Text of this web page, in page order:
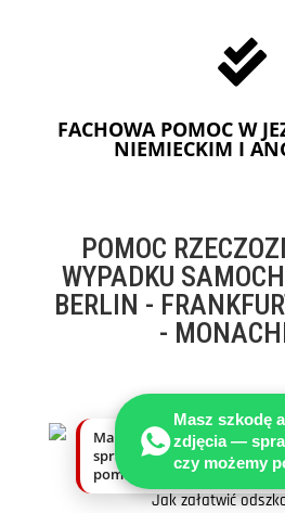

FACHOWA POMOC W
NIEMIECKIM I
POMOC
WYPADKU
BERLIN -
-
NIEZALEŻNI
EKSPERCI
NIEMCZECH
Jak załatwić
Masz szkodę
zdjęcia —
czy możemy
Masz szkodę auta? Wyślij
sprawdzimy natychmiast,
pomóc.